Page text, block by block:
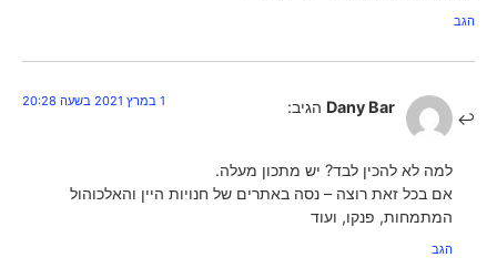
Dany Bar הגיב:
למה לא להכין לבד? יש מתכון מעלה.
אם בכל זאת רוצה – נסה באתרים של חנויות היין והאלכוהול
המתמחות, פנקו, ועוד